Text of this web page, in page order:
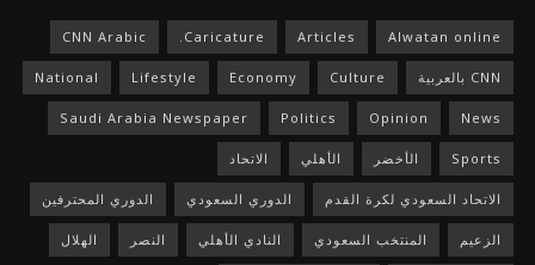
Alwatan online
Articles
Caricature.
CNN Arabic
CNN بالعربية Culture
Economy
Lifestyle
National
News
Opinion
Politics
Saudi Arabia Newspaper
Sports الأخضر الأهلي الاتحاد
الاتحاد السعودي لكرة القدم الدوري السعودي الدوري المحترفين
الزعيم المنتخب السعودي النادي الأهلي النصر الهلال